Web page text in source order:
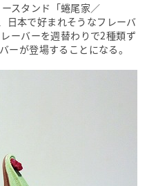
スタンド「蜷尾家／
日本で好まれそうなフレーバ
ーバーを週替わりで2種類ず
が登場することになる。